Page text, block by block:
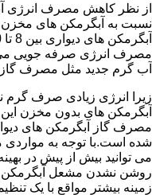
از نظر کاهش مصرف انرژی
نسبت به آبگرمکن های
مصرف انرژی صرفه جویی می
آب گرم جدید مثل مصرف گاز
زیرا انرژی زیادی صرف گرم
آبگرمکن های بدون مخزن
مصرف گاز آبگرمکن های
شده است.با توجه به
می توانید بیش از پیش در
روشن نشدن مشعل آبگرمکن
زمینه بیشتر مواقع با یک